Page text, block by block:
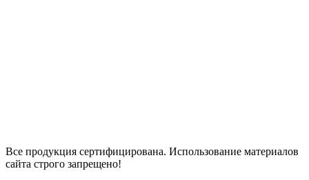
Все продукция сертифицирована. Использование материалов
сайта строго запрещено!